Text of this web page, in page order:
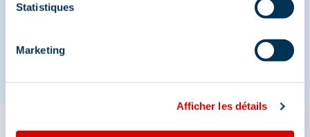
Statistiques
Marketing
Afficher les détails
And join us on social media